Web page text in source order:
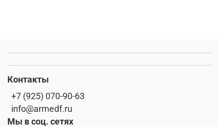
Контакты
+7 (925) 070-90-63
info@armedf.ru
Мы в соц. сетях